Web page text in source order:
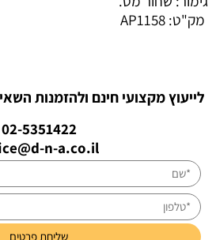
מק"ט: AP1158
לייעוץ מקצועי חינם ולהזמנות
02-5351422
n-a.co.il